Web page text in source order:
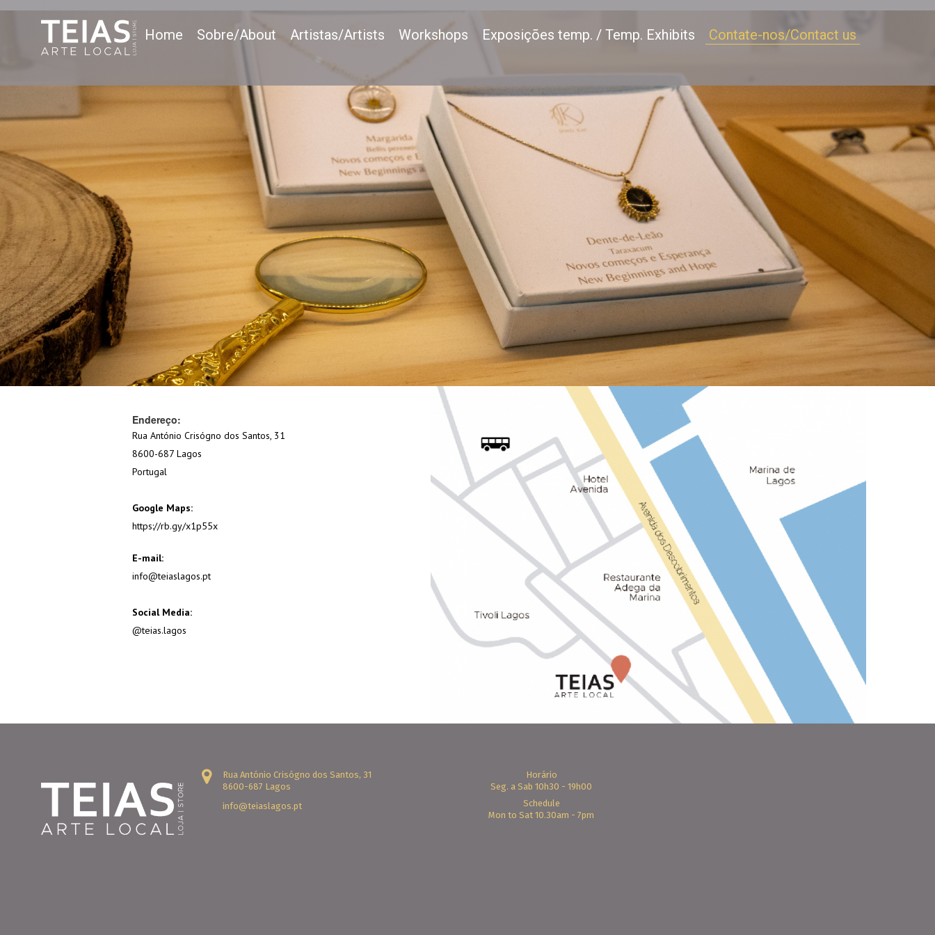
Home Sobre/About Artistas/Artists Workshops Exposições temp. / Temp. Exhibits Contate-nos/Contact us
Endereço:
Rua António Crisógno dos Santos, 31
8600-687 Lagos
Portugal
Google Maps:
https://rb.gy/x1p55x
E-mail:
info@teiaslagos.pt
Social Media:
@teias.lagos
Rua António Crisógno dos Santos, 31
8600-687 Lagos
info@teiaslagos.pt
Horário
Seg. a Sab 10h30 - 19h00
Schedule
Mon to Sat 10.30am - 7pm